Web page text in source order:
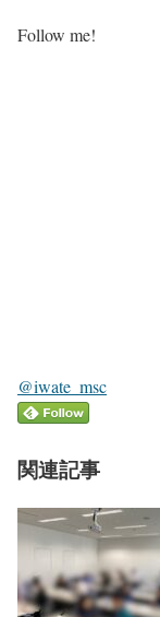
Follow me!
@iwate_msc
関連記事